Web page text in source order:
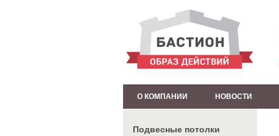
О КОМПАНИИ НОВОСТИ
Подвесные потолки